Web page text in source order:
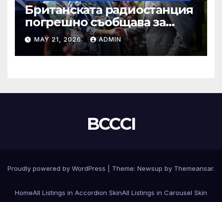
Британската радиостанция
погрешно съобщава за
смъртта на крал Чарлз
MAY 21, 2026 ADMIN
BCCCI
Proudly powered by WordPress Theme: Newsup by Themeansar.
HomeAll Listings in Accordion SkinAll Listings in Carousel Skin